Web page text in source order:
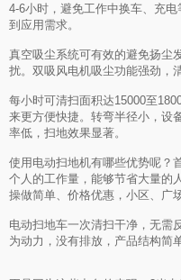
4-6小时，避免工作中换车、充
到应用需求。
真空吸尘系统可有效的避免扬尘
扰。双吸风电机吸尘功能强劲，
每小时可清扫面积达15000至
来更方便快捷。转弯半径小，设
率低，扫地效果显著。
使用电动扫地机有哪些优势呢？
个人的工作量，能够节省大量的
操做简单、价格优惠，小区、广
电动扫地车一次清扫干净，无需
为动力，没有排放，产品结构简